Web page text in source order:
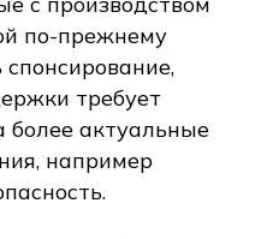
по-прежнему
требует
более актуальные
например